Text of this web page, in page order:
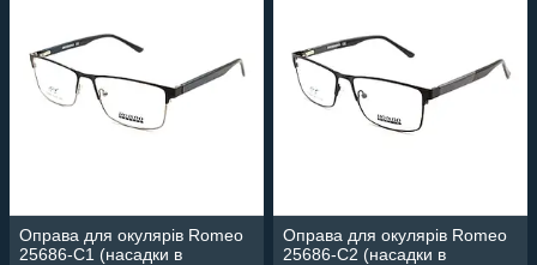
Оправа для окулярів Romeo
25686-C1 (насадки в
Оправа для окулярів Romeo
25686-C2 (насадки в